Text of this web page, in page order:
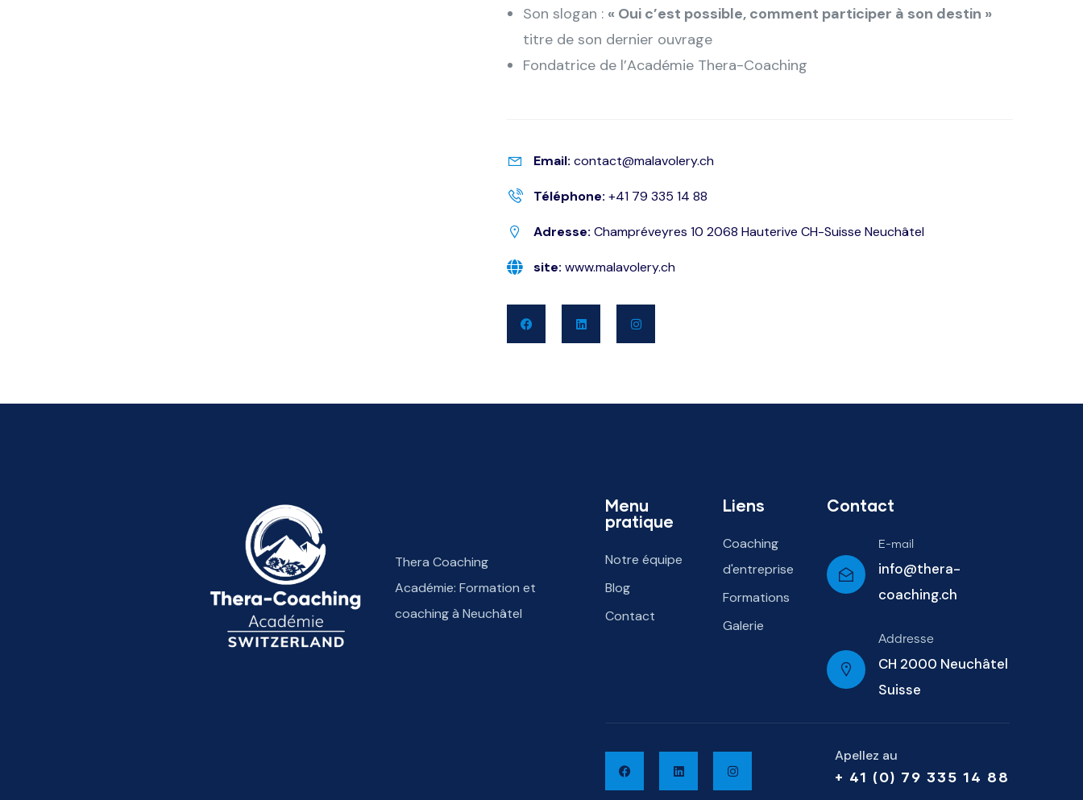
Son slogan : « Oui c’est possible, comment participer à son destin »
titre de son dernier ouvrage
Fondatrice de l’Académie Thera-Coaching
Email: contact@malavolery.ch
Téléphone: +41 79 335 14 88
Adresse: Champréveyres 10 2068 Hauterive CH-Suisse Neuchâtel
site: www.malavolery.ch
Thera Coaching
Académie: Formation et
coaching à Neuchâtel
Menu
pratique
Notre équipe
Blog
Contact
Liens
Coaching
d'entreprise
Formations
Galerie
Contact
E-mail
info@thera-
coaching.ch
Addresse
CH 2000 Neuchâtel
Suisse
Apellez au
+ 41 (0) 79 335 14 88